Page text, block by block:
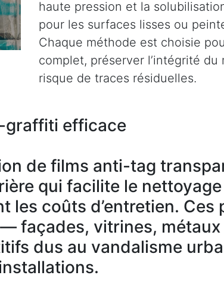
haute pression et la
pour les surfaces lisses ou
Chaque méthode est choisie
complet, préserver l’intégrité
risque de traces résiduelles.
graffiti efficace
de films anti-tag
qui facilite le
coûts d’entretien. Ces
façades, vitrines,
dus au vandalisme